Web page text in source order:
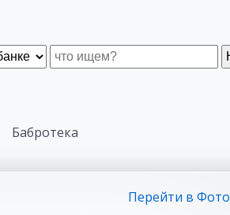
Бабротека
Перейти в